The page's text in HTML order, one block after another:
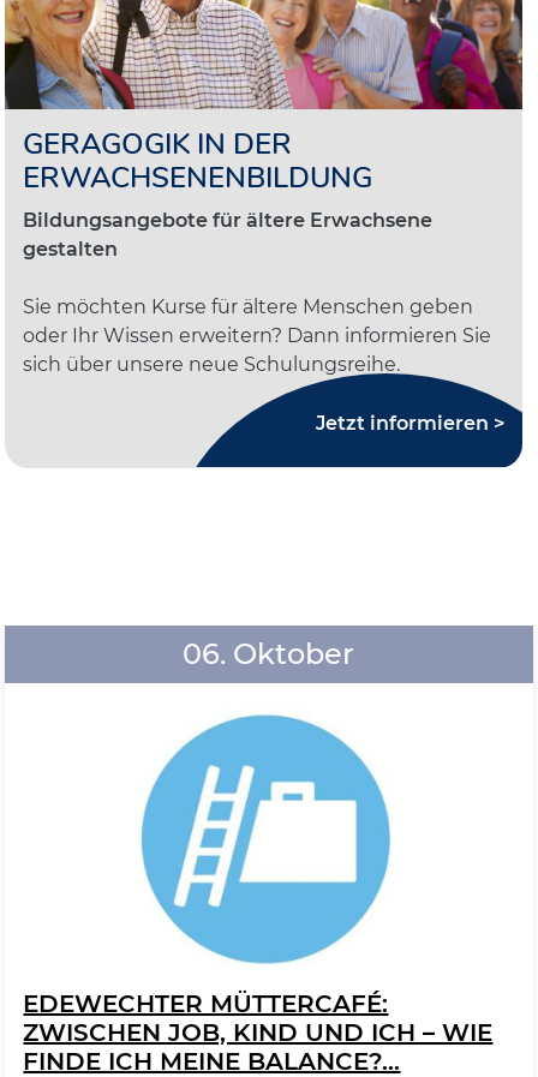
GERAGOGIK IN DER
ERWACHSENENBILDUNG
Bildungsangebote für ältere Erwachsene
gestalten
Sie möchten Kurse für ältere Menschen geben
oder Ihr Wissen erweitern? Dann informieren Sie
sich über unsere neue Schulungsreihe.
Jetzt informieren >
06. Oktober
EDEWECHTER MÜTTERCAFÉ:
ZWISCHEN JOB, KIND UND ICH – WIE
FINDE ICH MEINE BALANCE?...